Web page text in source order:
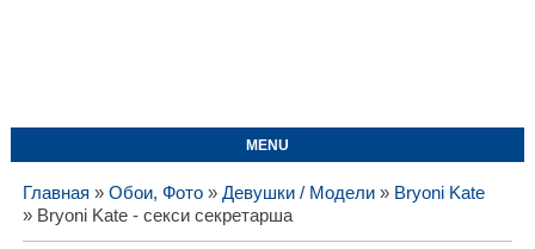
MENU
Главная » Обои, Фото» Девушки / Модели» Bryoni Kate
» Bryoni Kate - секси секретарша